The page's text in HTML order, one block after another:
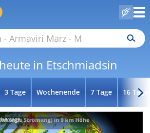
in Etschmiadsin
3 Tage Wochenende 7 Tage 16 Tage